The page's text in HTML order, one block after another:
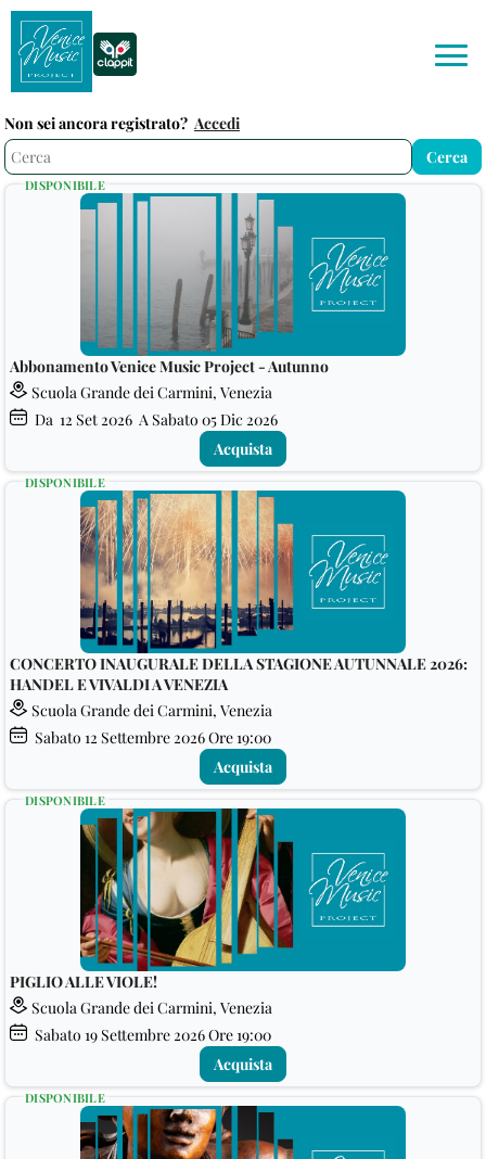
Non sei ancora registrato? Accedi
Abbonamento Venice Music Project - Autunno
Scuola Grande dei Carmini, Venezia
Da 12 Set 2026 A Sabato 05Dic 2026
DISPONIBILE
Acquista
CONCERTO INAUGURALE DELLA STAGIONE AUTUNNALE 2026:
HANDEL E VIVALDI A VENEZIA
Scuola Grande dei Carmini, Venezia
Sabato 12 Settembre 2026Ore 19:00
DISPONIBILE
Acquista
PIGLIO ALLE VIOLE!
Scuola Grande dei Carmini, Venezia
Sabato 19Settembre 2026Ore 19:00
DISPONIBILE
Acquista
DISPONIBILE